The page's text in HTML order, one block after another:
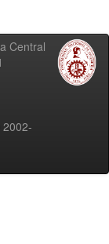
Central